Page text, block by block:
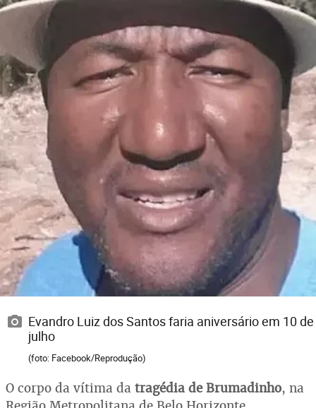
Evandro Luiz dos Santos faria aniversário em 10 de
julho
(foto: Facebook/Reprodução)
O corpo da vítima da tragédia de Brumadinho, na